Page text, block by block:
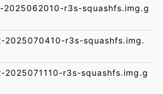
2025062010-r3s-squashfs.img.g
2025070410-r3s-squashfs.img.
2025071110-r3s-squashfs.img.g